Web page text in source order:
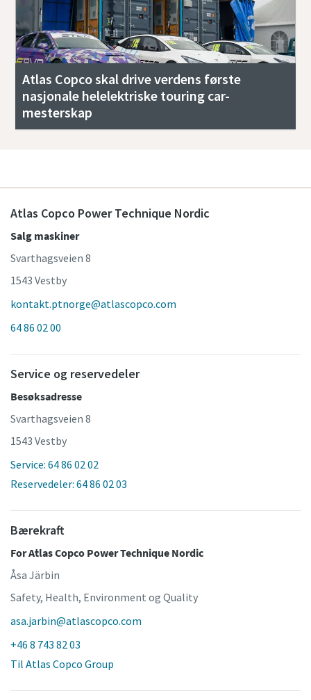
Atlas Copco skal drive verdens første
nasjonale helelektriske touring car-
mesterskap
Atlas Copco Power Technique Nordic
Salg maskiner
Svarthagsveien 8
1543 Vestby
kontakt.ptnorge@atlascopco.com
64 86 02 00
Service og reservedeler
Besøksadresse
Svarthagsveien 8
1543 Vestby
Service: 64 86 02 02
Reservedeler: 64 86 02 03
Bærekraft
For Atlas Copco Power Technique Nordic
Åsa Järbin
Safety, Health, Environment og Quality
asa.jarbin@atlascopco.com
+46 8 743 82 03
Til Atlas Copco Group